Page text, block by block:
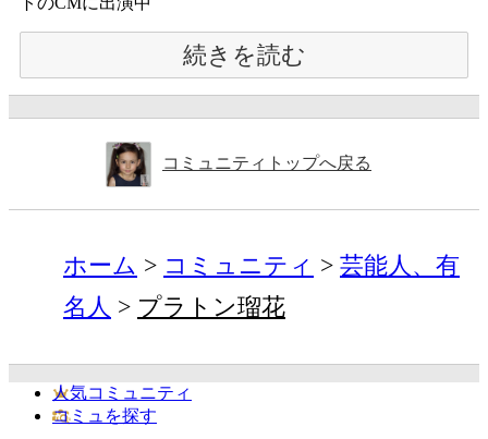
続きを読む
コミュニティトップへ戻る
ホーム コミュニティ
芸能人、有
名人
プラトン瑠花
人気コミュニティ
コミュを探す